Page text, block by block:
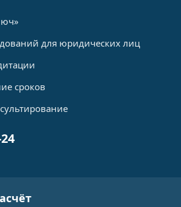
для юридических лиц
сроков